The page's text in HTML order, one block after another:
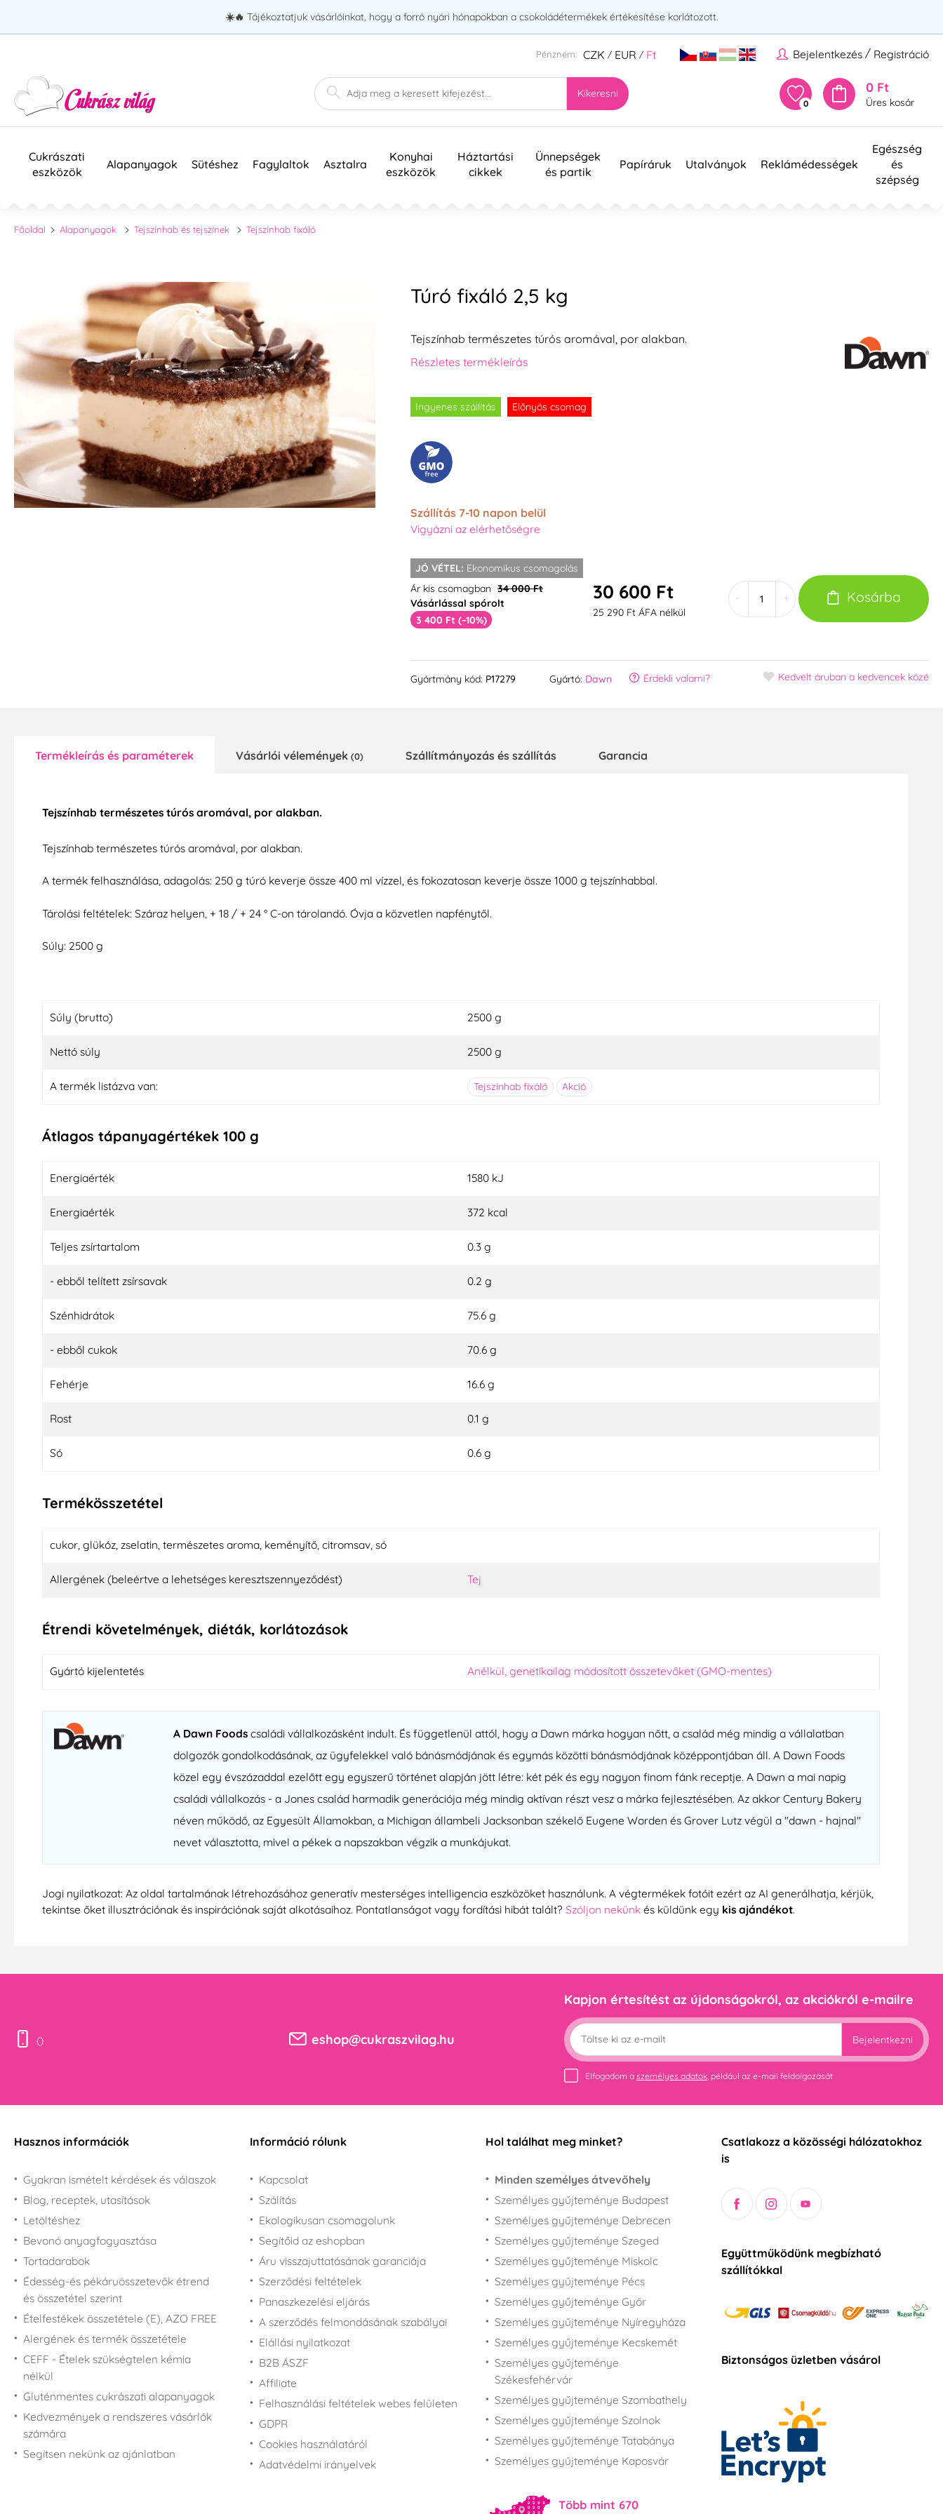
☀️🔥 Tájékoztatjuk vásárlóinkat, hogy a forró nyári hónapokban a csokoládétermékek értékesítése korlátozott.
Bejelentkezés / Registráció
Pénznem: CZK / EUR / Ft
Kikeresni
0
0 Ft
Üres kosár
Cukrászati
eszközök
Alapanyagok Sütéshez Fagylaltok Asztalra
Konyhai
eszközök
Háztartási
cikkek
Ünnepségek
és partik
Papíráruk Utalványok Reklámédességek
Egészség
és
szépség
Főoldal Alapanyagok Tejszínhab és tejszínek Tejszínhab fixáló
Túró fixáló 2,5 kg
Tejszínhab természetes túrós aromával, por alakban.
Részletes termékleírás
Ingyenes szállítás Előnyös csomag
Szállítás 7-10 napon belül
Vigyázni az elérhetőségre
JÓ VÉTEL: Ekonomikus csomagolás
Ár kis csomagban 34 000 Ft
Vásárlással spórolt
3 400 Ft (–10%)
30 600 Ft
25 290 Ft ÁFA nélkül
+ Kosárba
Gyártmány kód: P17279 Gyártó: Dawn Érdekli valami? Kedvelt áruban a kedvencek közé
Termékleírás és paraméterek Vásárlói vélemények (0) Szállítmányozás és szállítás Garancia
Tejszínhab természetes túrós aromával, por alakban.
Tejszínhab természetes túrós aromával, por alakban.
A termék felhasználása, adagolás: 250 g túró keverje össze 400 ml vízzel, és fokozatosan keverje össze 1000 g tejszínhabbal.
Tárolási feltételek: Száraz helyen, + 18 / + 24 ° C-on tárolandó. Óvja a közvetlen napfénytől.
Súly: 2500 g
Súly (brutto) 2500 g
Nettó súly 2500 g
A termék listázva van: Tejszínhab fixáló Akció
Átlagos tápanyagértékek 100 g
Energiaérték 1580 kJ
Energiaérték 372 kcal
Teljes zsírtartalom 0.3 g
- ebből telített zsírsavak 0.2 g
Szénhidrátok 75.6 g
- ebből cukok 70.6 g
Fehérje 16.6 g
Rost 0.1 g
Só 0.6 g
Termékösszetétel
cukor, glükóz, zselatin, természetes aroma, keményítő, citromsav, só
Allergének (beleértve a lehetséges keresztszennyeződést) Tej
Étrendi követelmények, diéták, korlátozások
Gyártó kijelentetés Anélkül, genetikailag módosított összetevőket (GMO-mentes)
A Dawn Foodscsaládi vállalkozásként indult. És függetlenül attól, hogy a Dawn márka hogyan nőtt, a család még mindig a vállalatban
dolgozók gondolkodásának, az ügyfelekkel való bánásmódjának és egymás közötti bánásmódjának középpontjában áll. A Dawn Foods
közel egy évszázaddal ezelőtt egy egyszerű történet alapján jött létre: két pék és egy nagyon finom fánk receptje. A Dawn a mai napig
családi vállalkozás - a Jones család harmadik generációja még mindig aktívan részt vesz a márka fejlesztésében. Az akkor Century Bakery
néven működő, az Egyesült Államokban, a Michigan állambeli Jacksonban székelő Eugene Worden és Grover Lutz végül a "dawn - hajnal"
nevet választotta, mivel a pékek a napszakban végzik a munkájukat.
Jogi nyilatkozat: Az oldal tartalmának létrehozásához generatív mesterséges intelligencia eszközöket használunk. A végtermékek fotóit ezért az AI generálhatja, kérjük,
tekintse őket illusztrációnak és inspirációnak saját alkotásaihoz. Pontatlanságot vagy fordítási hibát talált? Szóljon nekünk és küldünk egy kis ajándékot.
() eshop@cukraszvilag.hu
Kapjon értesítést az újdonságokról, az akciókról e-mailre
Bejelentkezni
Elfogadom a személyes adatok, például az e-mail feldolgozását
Hasznos információk
Gyakran ismételt kérdések és válaszok
Blog, receptek, utasítások
Letöltéshez
Bevonó anyagfogyasztása
Tortadarabok
Édesség-és pékáruösszetevők étrend
és összetétel szerint
Ételfestékek összetétele (E), AZO FREE
Alergének és termék összetétele
CEFF - Ételek szükségtelen kémia
nélkül
Gluténmentes cukrászati alapanyagok
Kedvezmények a rendszeres vásárlók
számára
Segítsen nekünk az ajánlatban
Információ rólunk
Kapcsolat
Szálítás
Ekologikusan csomagolunk
Segítőid az eshopban
Áru visszajuttatásának garanciája
Szerződési feltételek
Panaszkezelési eljárás
A szerződés felmondásának szabályai
Elállási nyilatkozat
B2B ÁSZF
Affiliate
Felhasználási feltételek webes felületen
GDPR
Cookies használatáról
Adatvédelmi irányelvek
Hol találhat meg minket?
Minden személyes átvevőhely
Személyes gyűjteménye Budapest
Személyes gyűjteménye Debrecen
Személyes gyűjteménye Szeged
Személyes gyűjteménye Miskolc
Személyes gyűjteménye Pécs
Személyes gyűjteménye Győr
Személyes gyűjteménye Nyíregyháza
Személyes gyűjteménye Kecskemét
Személyes gyűjteménye
Székesfehérvár
Személyes gyűjteménye Szombathely
Személyes gyűjteménye Szolnok
Személyes gyűjteménye Tatabánya
Személyes gyűjteménye Kaposvár
Több mint 670
Csatlakozz a közösségi hálózatokhoz
is
Együttműködünk megbízható
szállítókkal
Biztonságos üzletben vásárol